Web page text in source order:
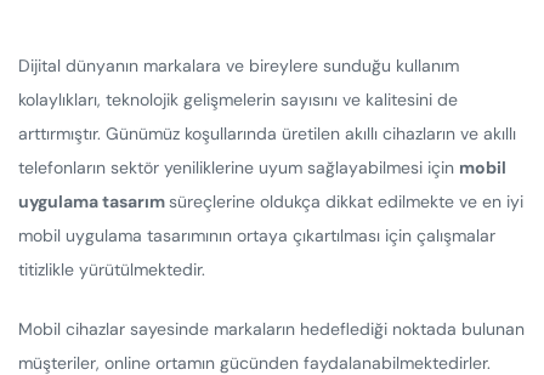
Dijital dünyanın markalara ve bireylere sunduğu kullanım
kolaylıkları, teknolojik gelişmelerin sayısını ve kalitesini de
arttırmıştır. Günümüz koşullarında üretilen akıllı cihazların ve akıllı
telefonların sektör yeniliklerine uyum sağlayabilmesi için mobil
uygulama tasarımsüreçlerine oldukça dikkat edilmekte ve en iyi
mobil uygulama tasarımının ortaya çıkartılması için çalışmalar
titizlikle yürütülmektedir.
Mobil cihazlar sayesinde markaların hedeflediği noktada bulunan
müşteriler, online ortamın gücünden faydalanabilmektedirler.